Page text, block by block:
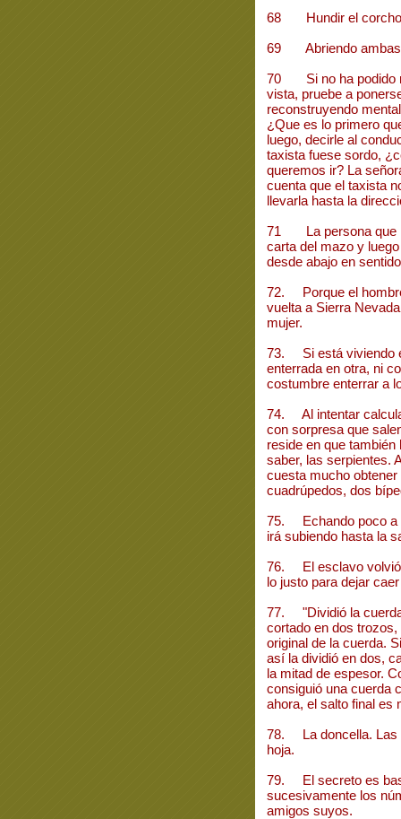
68 Hundir el corcho
69 Abriendo ambas
70 Si no ha podido
vista, pruebe a
reconstruyendo
¿Que es lo primero
luego, decirle al
taxista fuese sordo,
queremos ir? La
cuenta que el taxista
llevarla hasta la
71 La persona que
carta del mazo y
desde abajo en
72. Porque el
vuelta a Sierra
mujer.
73. Si está viviendo
enterrada en otra, ni
costumbre enterrar a
74. Al intentar
con sorpresa que
reside en que
saber, las serpientes.
cuesta mucho
cuadrúpedos, dos
75. Echando poco a
irá subiendo hasta la
76. El esclavo volvió
lo justo para dejar
77. "Dividió la cuerda
cortado en dos
original de la cuerda.
así la dividió en dos,
la mitad de espesor.
consiguió una cuerda
ahora, el salto final es
78. La doncella. Las
hoja.
79. El secreto es
sucesivamente los
amigos suyos.